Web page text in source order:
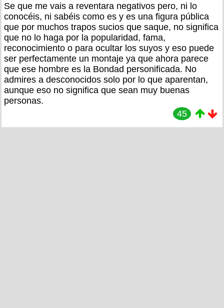
Se que me vais a reventara negativos pero, ni lo
conocéis, ni sabéis como es y es una figura pública
que por muchos trapos sucios que saque, no significa
que no lo haga por la popularidad, fama,
reconocimiento o para ocultar los suyos y eso puede
ser perfectamente un montaje ya que ahora parece
que ese hombre es la Bondad personificada. No
admires a desconocidos solo por lo que aparentan,
aunque eso no significa que sean muy buenas
personas.
45